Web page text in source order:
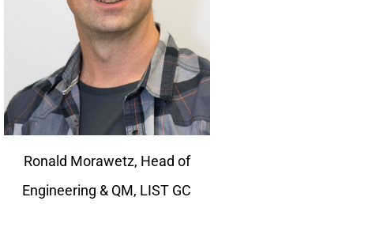
Ronald Morawetz, Head of
Engineering & QM, LIST GC